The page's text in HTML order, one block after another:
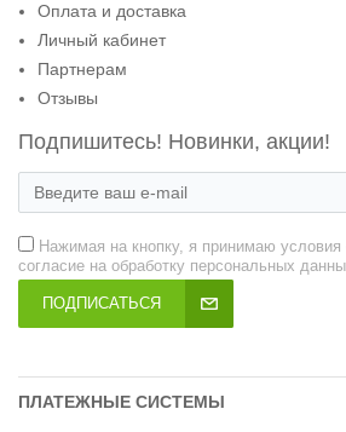
Оплата и доставка
Личный кабинет
Партнерам
Отзывы
Подпишитесь! Новинки, акции!
Нажимая на кнопку, я принимаю
согласие на обработку персональных
ПОДПИСАТЬСЯ
ПЛАТЕЖНЫЕ СИСТЕМЫ